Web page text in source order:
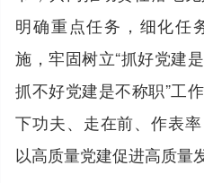
明确重点任务，细化任
施，牢固树立“抓好党建
抓不好党建是不称职”工
下功夫、走在前、作表
以高质量党建促进高质量